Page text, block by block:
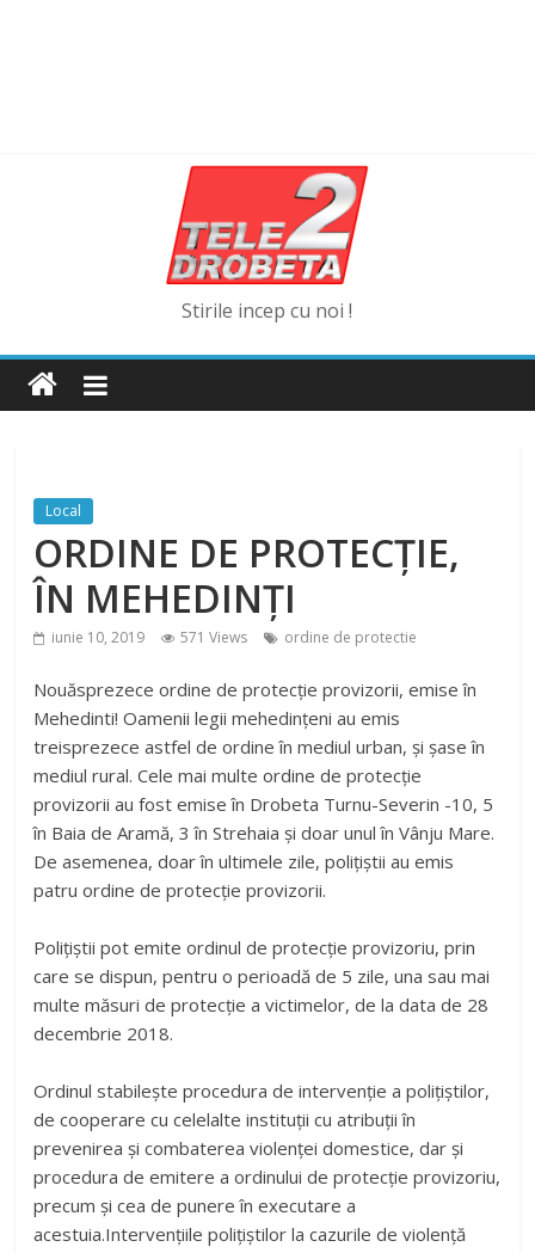
Stirile incep cu noi !
Local
ORDINE DE PROTECȚIE,
ÎN MEHEDINȚI
iunie 10, 2019 571 Views ordine de protectie
Nouăsprezece ordine de protecție provizorii, emise în
Mehedinti! Oamenii legii mehedințeni au emis
treisprezece astfel de ordine în mediul urban, și șase în
mediul rural. Cele mai multe ordine de protecție
provizorii au fost emise în Drobeta Turnu-Severin -10, 5
în Baia de Aramă, 3 în Strehaia și doar unul în Vânju Mare.
De asemenea, doar în ultimele zile, polițiștii au emis
patru ordine de protecţie provizorii.
Polițiștii pot emite ordinul de protecție provizoriu, prin
care se dispun, pentru o perioadă de 5 zile, una sau mai
multe măsuri de protecție a victimelor, de la data de 28
decembrie 2018.
Ordinul stabilește procedura de intervenție a polițiștilor,
de cooperare cu celelalte instituții cu atribuții în
prevenirea și combaterea violenței domestice, dar și
procedura de emitere a ordinului de protecție provizoriu,
precum și cea de punere în executare a
acestuia.Intervenţiile poliţiştilor la cazurile de violenţă